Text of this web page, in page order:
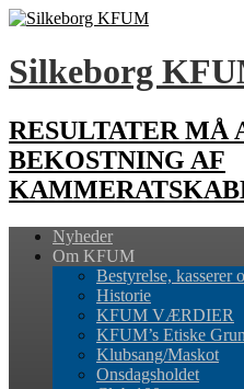
Silkeborg
RESULTATER MÅ
BEKOSTNING AF
Nyheder
Om KFUM
Bestyrelse, kasserer
Historie
KFUM VÆRDIER
KFUM’s Etiske
Klubsang/Maskot
Onsdagsholdet